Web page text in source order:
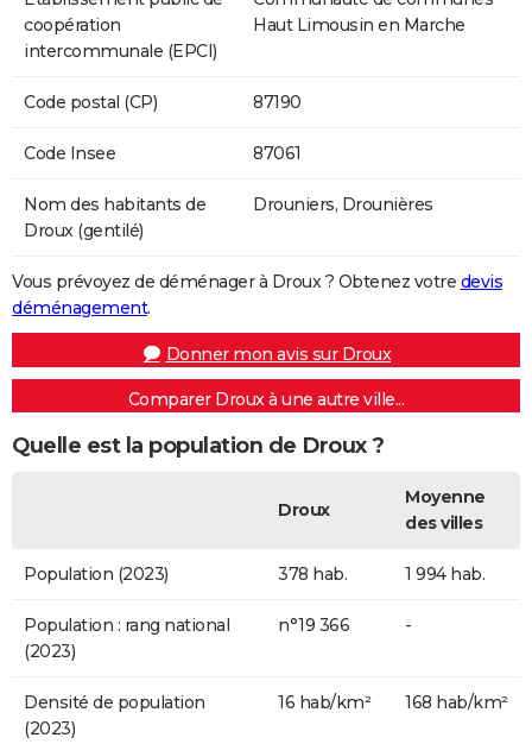
coopération
intercommunale (EPCI)
Haut Limousin en Marche
Code postal (CP) 87190
Code Insee 87061
Nom des habitants de
Droux (gentilé)
Drouniers, Drounières
Vous prévoyez de déménager à Droux ? Obtenez votre devis
déménagement.
Donner mon avis sur Droux
Comparer Droux à une autre ville...
Quelle est la population de Droux ?
Droux
Moyenne
des villes
Population (2023) 378 hab. 1 994 hab.
Population : rang national
(2023)
n°19 366 -
Densité de population
(2023)
16 hab/km² 168 hab/km²